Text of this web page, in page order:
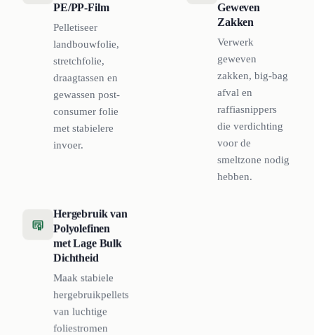
PE/PP-Film
Pelletiseer
landbouwfolie,
stretchfolie,
draagtassen en
gewassen post-
consumer folie
met stabielere
invoer.
Geweven
Zakken
Verwerk
geweven
zakken, big-bag
afval en
raffiasnippers
die verdichting
voor de
smeltzone nodig
hebben.
Hergebruik van
Polyolefinen
met Lage Bulk
Dichtheid
Maak stabiele
hergebruikpellets
van luchtige
foliestromen